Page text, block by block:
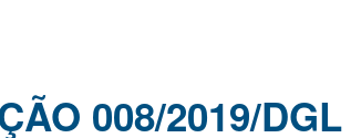
008/2019/DGL